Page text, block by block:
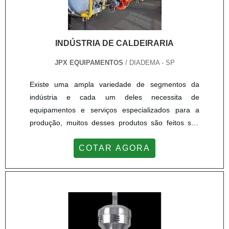
INDÚSTRIA DE CALDEIRARIA
JPX EQUIPAMENTOS / DIADEMA - SP
Existe uma ampla variedade de segmentos da
indústria e cada um deles necessita de
equipamentos e serviços especializados para a
produção, muitos desses produtos são feitos sob
especializada. Para atuar como indústria de
qualificada e uma estrutura equipada para
atender as mais diversas áreas da
indústria.DETALHES ACERCA A INDÚSTRIAOs
serviços de uma indústria caldeiraria atendem a
COTAR AGORA